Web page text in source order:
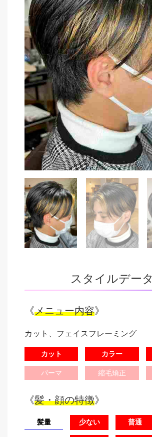
スタイルデータ
《メニュー内容》
カット、フェイスフレーミング
カット カラー
パーマ 縮毛矯正
《髪・顔の特徴》
髪量 少ない 普通